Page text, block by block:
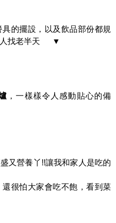
具的擺設，以及飲品部份都規
人找老半天 ▼
，一樣樣令人感動貼心的備
又營養丫!!讓我和家人是吃的
很怕大家會吃不飽，看到菜